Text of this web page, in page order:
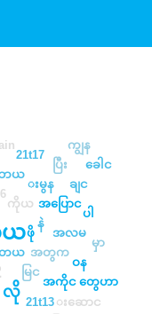
ယ
လို
ယ
မြင
ကိုယ
21t13
ဖို
အတွက
အပြောင
နဲ
းမွန
အကိုင
အလမ
ယ
ပြီး
ချင
ဝန
းဆောင
21t17
ပါ
ကျွန
ခေါင
တွေဟာ
မှာ